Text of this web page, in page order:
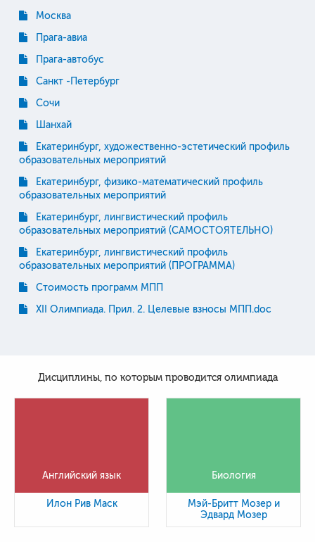
Москва
Прага-авиа
Прага-автобус
Санкт -Петербург
Сочи
Шанхай
Екатеринбург, художественно-эстетический профиль
образовательных мероприятий
Екатеринбург, физико-математический профиль
образовательных мероприятий
Екатеринбург, лингвистический профиль
образовательных мероприятий (САМОСТОЯТЕЛЬНО)
Екатеринбург, лингвистический профиль
образовательных мероприятий (ПРОГРАММА)
Стоимость программ МПП
XII Олимпиада. Прил. 2. Целевые взносы МПП.doc
Дисциплины, по которым проводится олимпиада
Английский язык
Илон Рив Маск
Биология
Мэй-Бритт Мозер и
Эдвард Мозер